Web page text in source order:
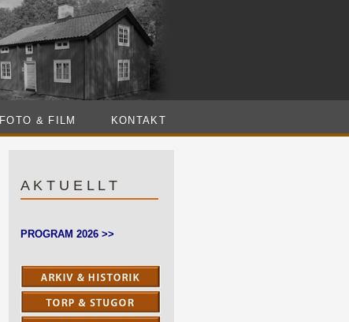
FOTO & FILM KONTAKT
A K T U E L L T
PROGRAM 2026 >>